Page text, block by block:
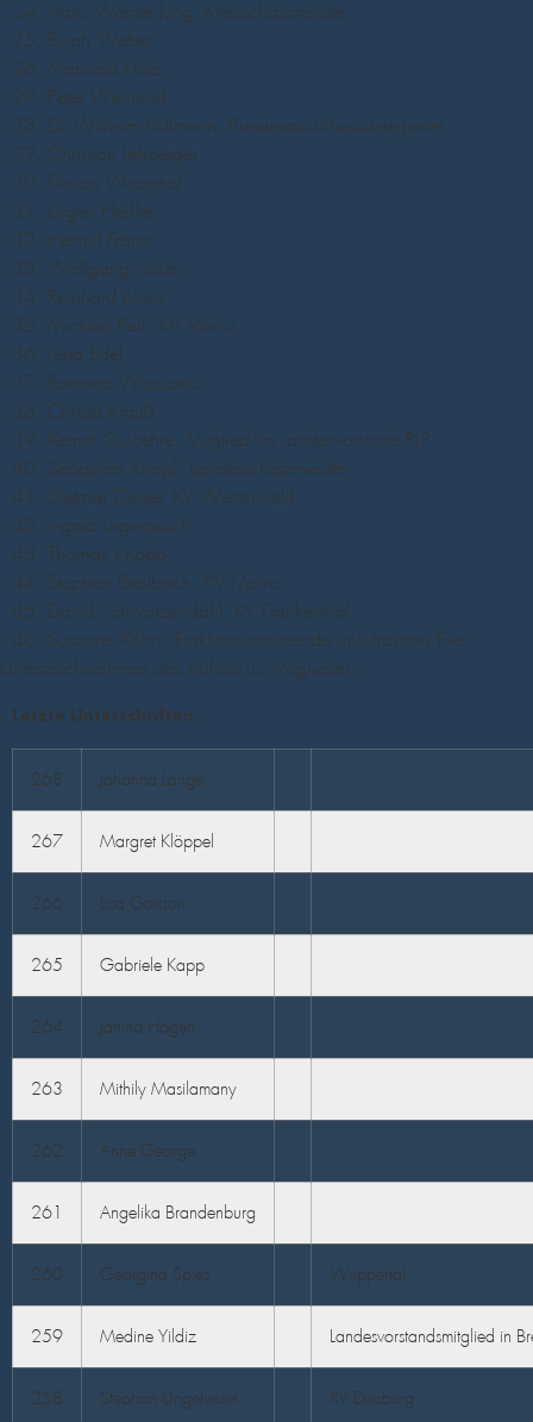
Hans Werner Jung, Kreisschatzmeister
Elijah Weber
Manuela Holz
Peter Weinand
Dr. Wilhelm Vollmann, Bundesausschussdelegierter
Christian Lehberger
Florian Westphal
Jürgen Pfeiffer
Helmut Franz
Wolfgang Huste
Reinhard Klaus
Michael Reif, KV Mainz
Lena Edel
Ramona Wiccianis
Christa Krauß
Kemal Gülcehre, Mitglied im Landesvorstand RLP
Sebastian Knopf, Landesschatzmeister
Dietmar Zieger, KV Westerwald
Ingold Lagerpusch
Thomas Knopp
Stephan Breitbach, KV Mainz
David Schwarzendahl, KV Frankenthal
Susanne Kohrs, Fraktionsvorsitzende Linksfraktion Trier
UnterzeichnerInnen des Aufrufs für Mitglieder:
Letzte Unterschriften
268 Johanna Lange
267 Margret Klöppel
266 Lisa Gordon
265 Gabriele Kapp
264 Janina Hogen
263 Mithily Masilamany
262 Anne George
261 Angelika Brandenburg
260 Georgina Spies Wuppertal
259 Medine Yildiz Landesvorstandsmitglied in
258 Stephan Ungeheuer KV Duisburg